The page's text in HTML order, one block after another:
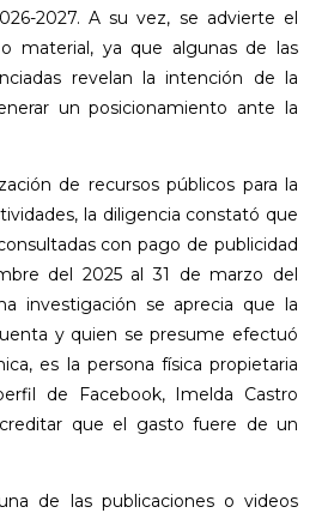
2027. A su vez, se advierte el
material, ya que algunas de las
revelan la intención de la
un posicionamiento ante la
de recursos públicos para la
la diligencia constató que
con pago de publicidad
del 2025 al 31 de marzo del
investigación se aprecia que la
y quien se presume efectuó
es la persona física propietaria
de Facebook, Imelda Castro
que el gasto fuere de un
de las publicaciones o videos